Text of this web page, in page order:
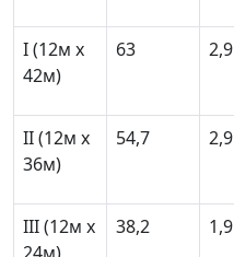
I (12м х
42м)
63 2,9
II (12м х
36м)
54,7 2,9
III (12м х
38,2 1,9